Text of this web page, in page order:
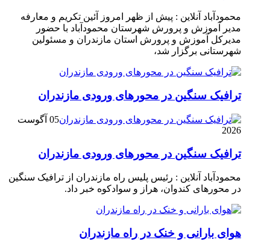
محمودآباد آنلاین : پیش از ظهر امروز آئین تکریم و معارفه
مدیر آموزش و پرورش شهرستان محمودآباد با حضور
مدیرکل آموزش و پرورش استان مازندران و مسئولین
شهرستانی برگزار شد،
ترافیک سنگین در محور‌های ورودی مازندران
05 آگوست
2026
ترافیک سنگین در محور‌های ورودی مازندران
محمودآباد آنلاین : رئیس پلیس راه مازندران از ترافیک سنگین
در محور‌های کندوان، هراز و سوادکوه خبر داد.
هوای بارانی و خنک در راه مازندران